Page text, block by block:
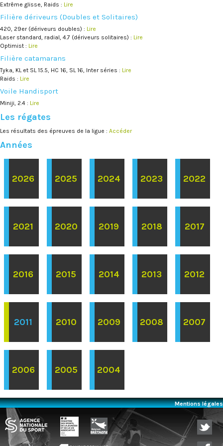
Extrême glisse, Raids : Lire
Filière dériveurs (Doubles et Solitaires)
420, 29er (dériveurs doubles) : Lire
Laser standard, radial, 4.7 (dériveurs solitaires) : Lire
Optimist : Lire
Filière catamarans
Tyka, KL et SL 15.5, HC 16, SL 16, Inter séries : Lire
Raids : Lire
Voile Handisport
Miniji, 2.4 : Lire
Les régates
Les résultats des épreuves de la ligue : Accéder
Années
2026 2025 2024 2023 2022
2021 2020 2019 2018 2017
2016 2015 2014 2013 2012
2011 2010 2009 2008 2007
2006 2005 2004
Mentions légales